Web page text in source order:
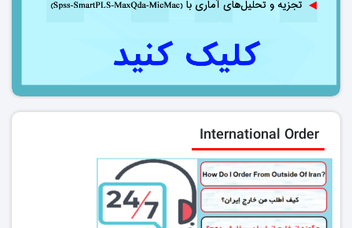
International Order